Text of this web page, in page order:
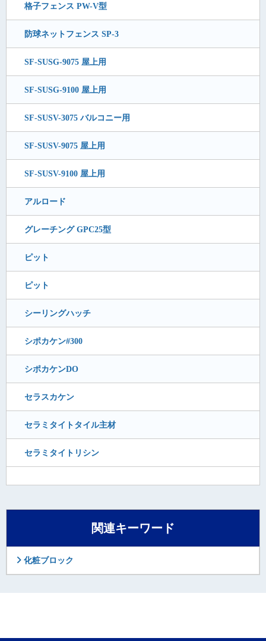
格子フェンス PW-V型
防球ネットフェンス SP-3
SF-SUSG-9075 屋上用
SF-SUSG-9100 屋上用
SF-SUSV-3075 バルコニー用
SF-SUSV-9075 屋上用
SF-SUSV-9100 屋上用
アルロード
グレーチング GPC25型
ピット
ピット
シーリングハッチ
シポカケン#300
シポカケンDO
セラスカケン
セラミタイトタイル主材
セラミタイトリシン
関連キーワード
化粧ブロック